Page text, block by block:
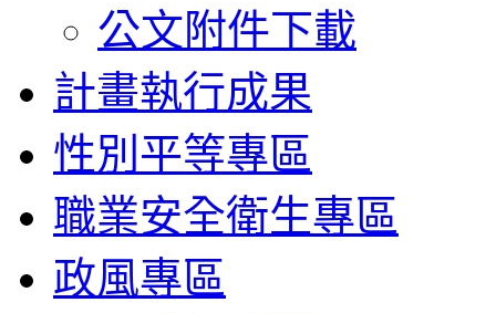
公文附件下載
計畫執行成果
性別平等專區
職業安全衛生專區
政風專區